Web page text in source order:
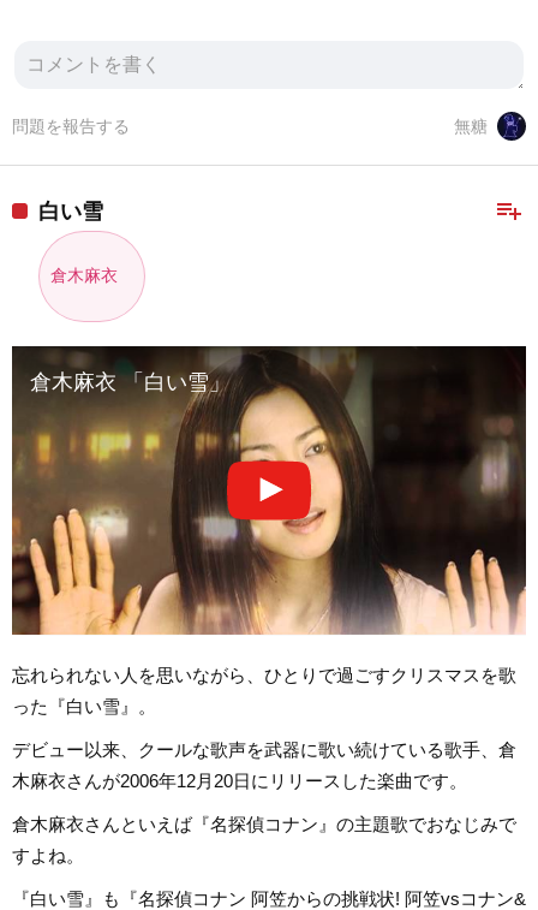
無糖
問題を報告する
playlist_add
白い雪
倉木麻衣
倉木麻衣 「白い雪」
忘れられない人を思いながら、ひとりで過ごすクリスマスを歌
った『白い雪』。
デビュー以来、クールな歌声を武器に歌い続けている歌手、倉
木麻衣さんが2006年12月20日にリリースした楽曲です。
倉木麻衣さんといえば『名探偵コナン』の主題歌でおなじみで
すよね。
『白い雪』も『名探偵コナン 阿笠からの挑戦状! 阿笠vsコナン&